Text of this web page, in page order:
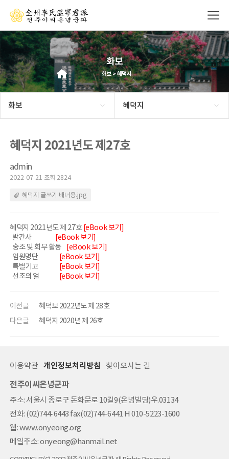
화보
화보 > 혜덕지
화보 혜덕지
혜덕지 2021년도 제27호
admin
2022-07-21 조회 2824
혜덕지 글쓰기 배너용.jpg
혜덕지 2021년도 제 27호[eBook 보기]
발간사 [eBook 보기]
숭조 및 회무 활동 [eBook 보기]
임원명단
[eBook 보기]
특별기고
[eBook 보기]
선조의 얼 [eBook 보기]
이전글
혜덕보 2022년도 제 28호
다은글
혜덕지 2020년 제 26호
이용약관 개인정보처리방침 찾아오시는 길
전주이씨온녕군파
주소: 서울시 종로구 돈화문로 10길9(온녕빌딩)우.03134
전화: (02)744-6443 fax(02)744-6441 H 010-5223-1600
웹: www.onyeong.org
메일주소: onyeong@hanmail.net